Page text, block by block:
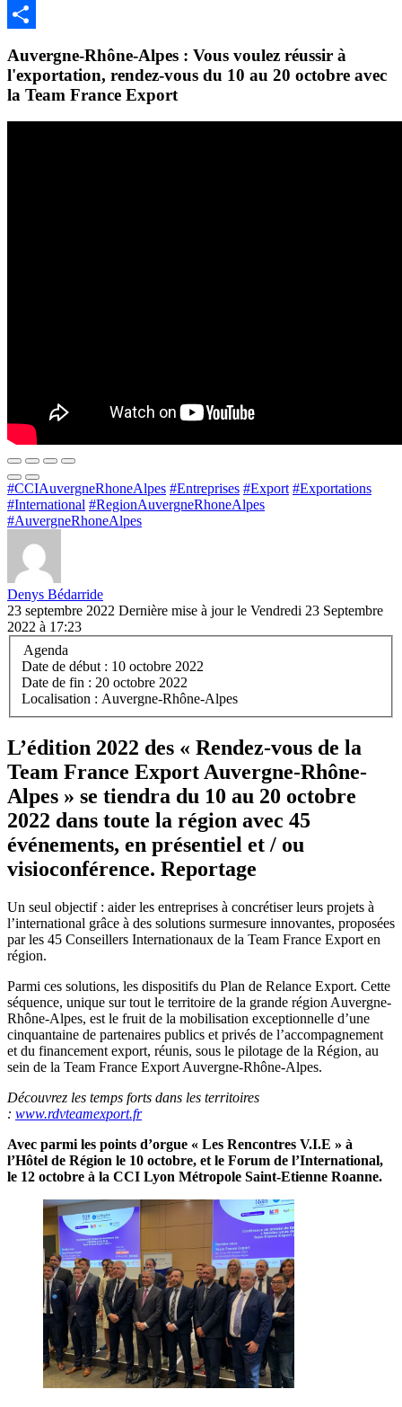
Email
Auvergne-Rhône-Alpes : Vous voulez réussir à
l'exportation, rendez-vous du 10 au 20 octobre avec
la Team France Export
#CCIAuvergneRhoneAlpes #Entreprises #Export #Exportations
#International #RegionAuvergneRhoneAlpes
#AuvergneRhoneAlpes
Denys Bédarride
23 septembre 2022 Dernière mise à jour le Vendredi 23 Septembre
2022 à 17:23
Agenda
Date de début : 10 octobre 2022
Date de fin : 20 octobre 2022
Localisation : Auvergne-Rhône-Alpes
L’édition 2022 des « Rendez-vous de la
Team France Export Auvergne-Rhône-
Alpes » se tiendra du 10 au 20 octobre
2022 dans toute la région avec 45
événements, en présentiel et / ou
visioconférence. Reportage
Un seul objectif : aider les entreprises à concrétiser leurs projets à
l’international grâce à des solutions surmesure innovantes, proposées
par les 45 Conseillers Internationaux de la Team France Export en
région.
Parmi ces solutions, les dispositifs du Plan de Relance Export. Cette
séquence, unique sur tout le territoire de la grande région Auvergne-
Rhône-Alpes, est le fruit de la mobilisation exceptionnelle d’une
cinquantaine de partenaires publics et privés de l’accompagnement
et du financement export, réunis, sous le pilotage de la Région, au
sein de la Team France Export Auvergne-Rhône-Alpes.
Découvrez les temps forts dans les territoires
: www.rdvteamexport.fr
Avec parmi les points d’orgue « Les Rencontres V.I.E » à
l’Hôtel de Région le 10 octobre, et le Forum de l’International,
le 12 octobre à la CCI Lyon Métropole Saint-Etienne Roanne.